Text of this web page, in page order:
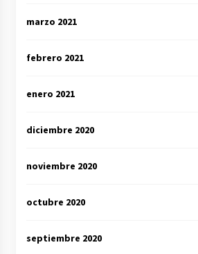
marzo 2021
febrero 2021
enero 2021
diciembre 2020
noviembre 2020
octubre 2020
septiembre 2020